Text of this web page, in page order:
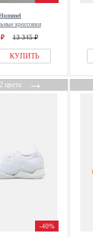
кроссовки
13 345 ₽
КУПИТЬ
2 цвета→
-40%